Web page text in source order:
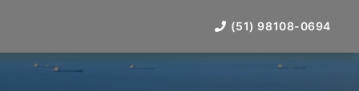
(51) 98108-0694